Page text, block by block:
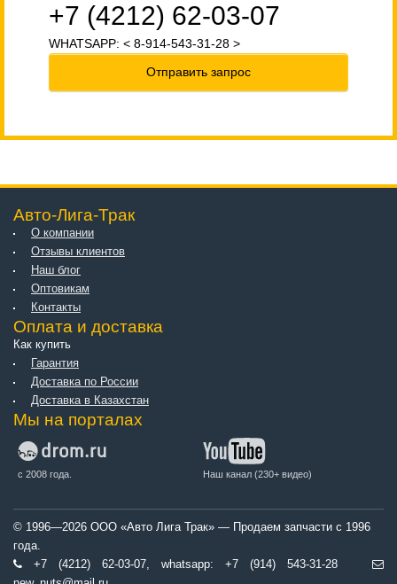
+7 (4212) 62-03-07
WHATSAPP: < 8-914-543-31-28 >
Отправить запрос
Авто-Лига-Трак
О компании
Отзывы клиентов
Наш блог
Оптовикам
Контакты
Оплата и доставка
Как купить
Гарантия
Доставка по России
Доставка в Казахстан
Мы на порталах
с 2008 года. Наш канал (230+ видео)
© 1996—2026 ООО «Авто Лига Трак» — Продаем запчасти с 1996
года.
+7 (4212) 62-03-07, whatsapp: +7 (914) 543-31-28